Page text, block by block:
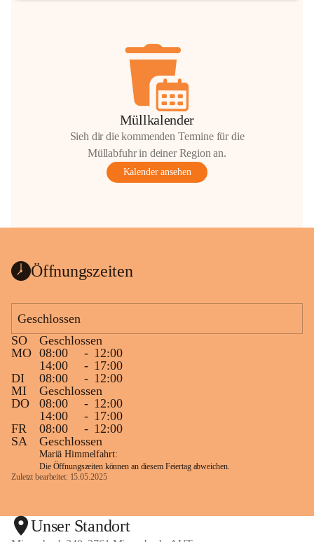
Müllkalender
Sieh dir die kommenden Termine für die
Müllabfuhr in deiner Region an.
Kalender ansehen
Öffnungszeiten
Geschlossen
SO
Geschlossen
MO 08:00 - 12:00
14:00
- 17:00
DI
08:00 - 12:00
MI
Geschlossen
DO
08:00 - 12:00
14:00
- 17:00
FR
08:00 - 12:00
SA
Geschlossen
Mariä Himmelfahrt:
Die Öffnungszeiten können an diesem Feiertag abweichen.
Zuletzt bearbeitet: 15.05.2025
Unser Standort